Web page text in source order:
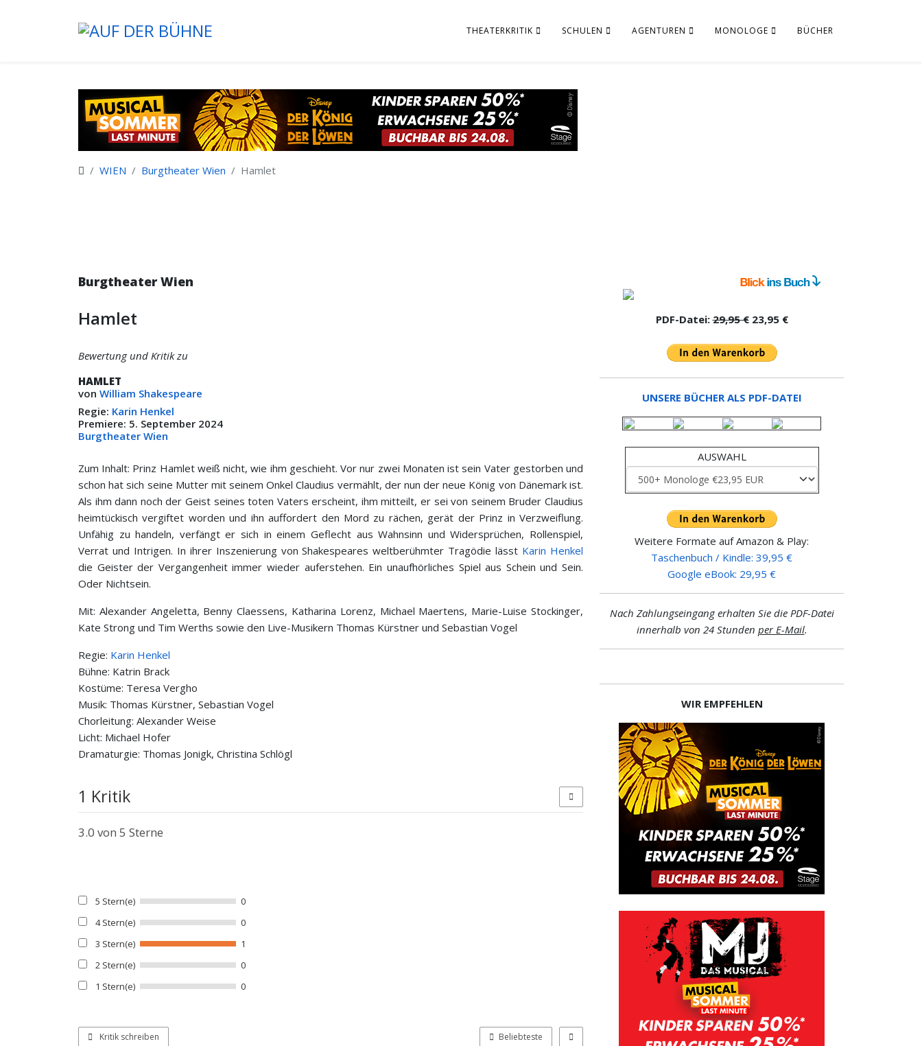
THEATERKRITIK SCHULEN AGENTUREN MONOLOGE BÜCHER
WIEN Burgtheater Wien Hamlet
Burgtheater Wien
Hamlet
Bewertung und Kritik zu
HAMLET
von William Shakespeare
Regie: Karin Henkel
Premiere: 5. September 2024
Burgtheater Wien
Zum Inhalt: Prinz Hamlet weiß nicht, wie ihm geschieht. Vor nur zwei Monaten ist sein Vater gestorben und
schon hat sich seine Mutter mit seinem Onkel Claudius vermählt, der nun der neue König von Dänemark ist.
Als ihm dann noch der Geist seines toten Vaters erscheint, ihm mitteilt, er sei von seinem Bruder Claudius
heimtückisch vergiftet worden und ihn auffordert den Mord zu rächen, gerät der Prinz in Verzweiflung.
Unfähig zu handeln, verfängt er sich in einem Geflecht aus Wahnsinn und Widersprüchen, Rollenspiel,
Verrat und Intrigen. In ihrer Inszenierung von Shakespeares weltberühmter Tragödie lässt Karin Henkel
die Geister der Vergangenheit immer wieder auferstehen. Ein unaufhörliches Spiel aus Schein und Sein.
Oder Nichtsein.
Mit: Alexander Angeletta, Benny Claessens, Katharina Lorenz, Michael Maertens, Marie-Luise Stockinger,
Kate Strong und Tim Werths sowie den Live-Musikern Thomas Kürstner und Sebastian Vogel
Regie: Karin Henkel
Bühne: Katrin Brack
Kostüme: Teresa Vergho
Musik: Thomas Kürstner, Sebastian Vogel
Chorleitung: Alexander Weise
Licht: Michael Hofer
Dramaturgie: Thomas Jonigk, Christina Schlögl
1 Kritik
3.0 von 5 Sterne
5 Stern(e)
0
4 Stern(e)
0
3 Stern(e)
1
2 Stern(e)
0
1 Stern(e)
0
Kritik schreiben Beliebteste
PDF-Datei:29,95 €23,95 €
UNSERE BÜCHER ALS PDF-DATEI
AUSWAHL
Weitere Formate auf Amazon & Play:
Taschenbuch / Kindle: 39,95 €
Google eBook: 29,95 €
Nach Zahlungseingang erhalten Sie die PDF-Datei
innerhalb von 24 Stunden per E-Mail.
WIR EMPFEHLEN